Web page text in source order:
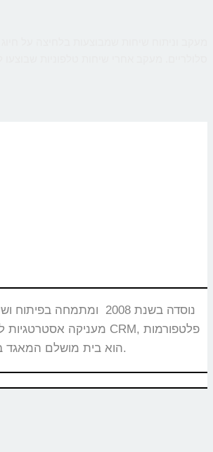
CMS, מוקדים טלפוניים, בנקים וללקוחות רבים אחרים שעבורם CallMe הוא בית מושלם המאגד בתוכו את כל מה שמסייע ביצירת אינטראקציה עם הלקוחות.